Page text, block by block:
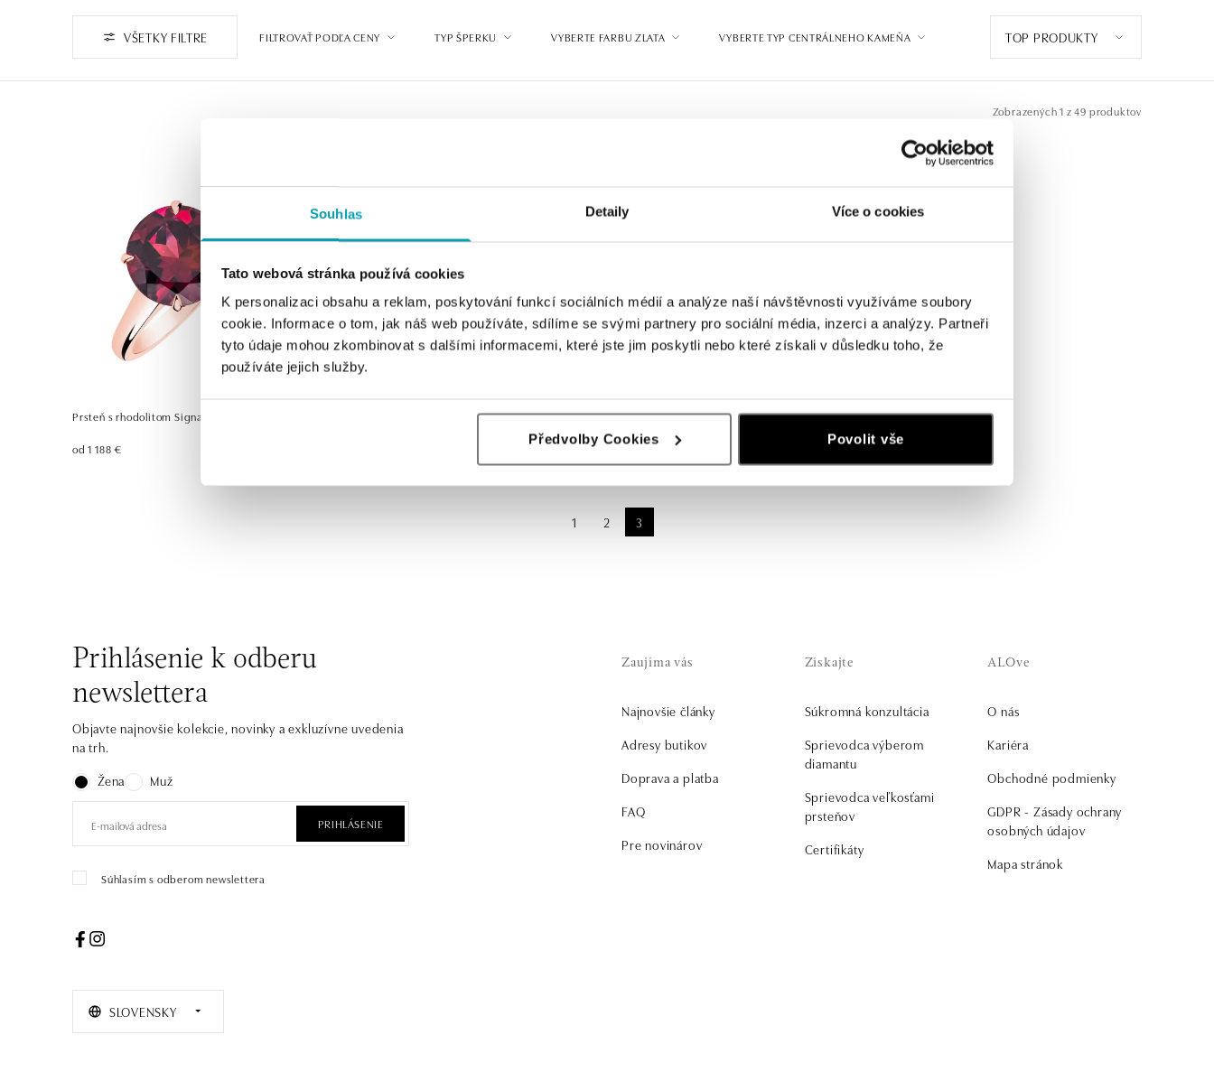
Souhlas Detaily Více o cookies
Tato webová stránka používá cookies
K personalizaci obsahu a reklam, poskytování funkcí sociálních médií a analýze naší návštěvnosti využíváme soubory
cookie. Informace o tom, jak náš web používáte, sdílíme se svými partnery pro sociální média, inzerci a analýzy. Partneři
tyto údaje mohou zkombinovat s dalšími informacemi, které jste jim poskytli nebo které získali v důsledku toho, že
používáte jejich služby.
Předvolby Cookies Povolit vše
VŠETKY FILTRE FILTROVAŤ PODĽA CENY TYP ŠPERKU VYBERTE FARBU ZLATA VYBERTE TYP CENTRÁLNEHO KAMEŇA TOP PRODUKTY
Zobrazených1 z 49 produktov
Prsteň s rhodolitom Signastra
od 1 188 €
1 2 3
Prihlásenie k odberu
newslettera
Objavte najnovšie kolekcie, novinky a exkluzívne uvedenia
na trh.
Žena
Muž
PRIHLÁSENIE
Súhlasím s odberom newslettera
SLOVENSKY
Zaujíma vás
Najnovšie články
Adresy butikov
Doprava a platba
FAQ
Pre novinárov
Získajte
Súkromná konzultácia
Sprievodca výberom
diamantu
Sprievodca veľkosťami
prsteňov
Certifikáty
ALOve
O nás
Kariéra
Obchodné podmienky
GDPR - Zásady ochrany
osobných údajov
Mapa stránok